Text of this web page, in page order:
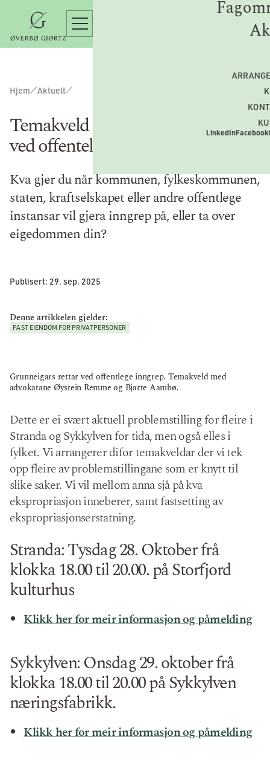
LinkedInFacebook
Hjem Aktuelt
Publisert: 29. sep. 2025
Denne artikkelen gjelder:
FAST EIENDOM FOR PRIVATPERSONER
Temakveld om grunneigars rettar
ved offentelege inngrep
Kva gjer du når kommunen, fylkeskommunen,
staten, kraftselskapet eller andre offentlege
instansar vil gjera inngrep på, eller ta over
eigedommen din?
Grunneigars rettar ved offentlege inngrep. Temakveld med
advokatane Øystein Remme og Bjarte Aambø.
Dette er ei svært aktuell problemstilling for fleire i
Stranda og Sykkylven for tida, men også elles i
fylket. Vi arrangerer difor temakveldar der vi tek
opp fleire av problemstillingane som er knytt til
slike saker. Vi vil mellom anna sjå på kva
ekspropriasjon inneberer, samt fastsetting av
ekspropriasjonserstatning.
Stranda: Tysdag 28. Oktober frå
klokka 18.00 til 20.00. på Storfjord
kulturhus
Klikk her for meir informasjon og påmelding
Sykkylven: Onsdag 29. oktober frå
klokka 18.00 til 20.00 på Sykkylven
næringsfabrikk.
Klikk her for meir informasjon og påmelding